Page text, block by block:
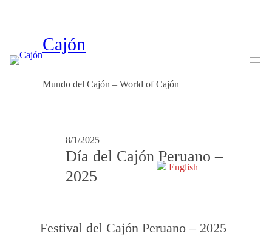
Cajón
Mundo del Cajón – World of Cajón
8/1/2025
Día del Cajón Peruano –
2025
English
Festival del Cajón Peruano – 2025